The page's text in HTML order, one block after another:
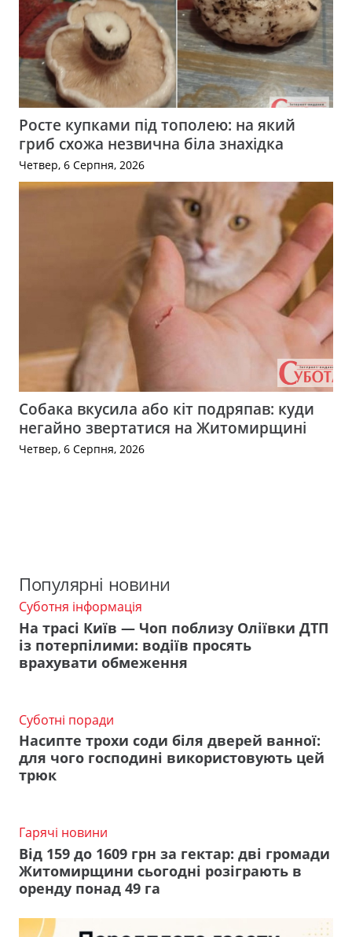
Росте купками під тополею: на який
гриб схожа незвична біла знахідка
Четвер, 6 Серпня, 2026
Собака вкусила або кіт подряпав: куди
негайно звертатися на Житомирщині
Четвер, 6 Серпня, 2026
Популярні новини
Суботня інформація
На трасі Київ — Чоп поблизу Оліївки ДТП
із потерпілими: водіїв просять
врахувати обмеження
Суботні поради
Насипте трохи соди біля дверей ванної:
для чого господині використовують цей
трюк
Гарячі новини
Від 159 до 1609 грн за гектар: дві громади
Житомирщини сьогодні розіграють в
оренду понад 49 га